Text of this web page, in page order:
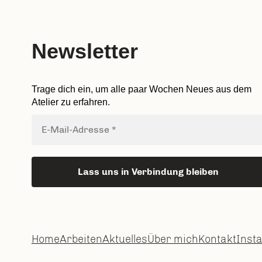
Newsletter
Trage dich ein, um alle paar Wochen Neues aus dem
Atelier zu erfahren.
HomeArbeitenAktuellesÜber michKontakt